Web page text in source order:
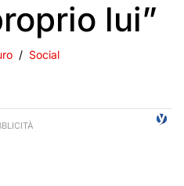
lui”
Social